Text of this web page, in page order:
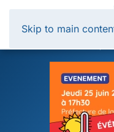
Skip to main
Panneau de gestion